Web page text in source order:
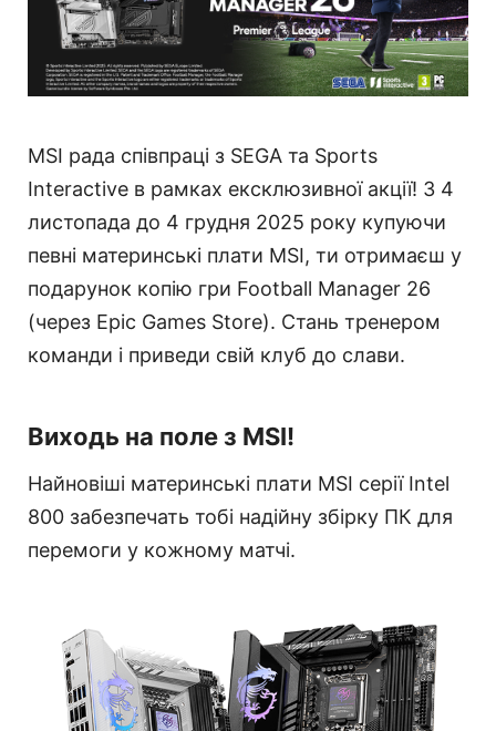
MSI рада співпраці з SEGA та Sports
Interactive в рамках ексклюзивної акції! З 4
листопада до 4 грудня 2025 року купуючи
певні материнські плати MSI, ти отримаєш у
подарунок копію гри Football Manager 26
(через Epic Games Store). Стань тренером
команди і приведи свій клуб до слави.
Виходь на поле з MSI!
Найновіші материнські плати MSI серії Intel
800 забезпечать тобі надійну збірку ПК для
перемоги у кожному матчі.